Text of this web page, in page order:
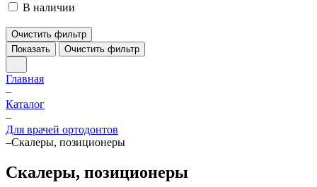
В наличии
Очистить фильтр
Показать
Очистить фильтр
Главная
–
Каталог
–
Для врачей ортодонтов
–Скалеры, позиционеры
Скалеры, позиционеры